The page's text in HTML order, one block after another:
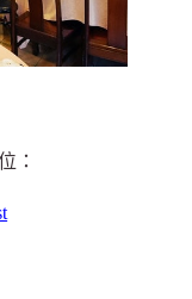
：